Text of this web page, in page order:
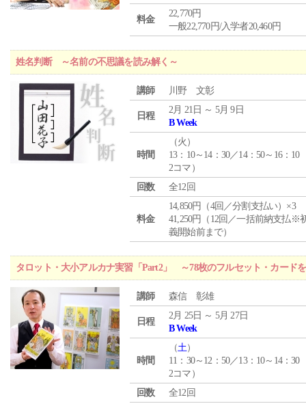
料金
22,770円
一般22,770円/入学者20,460円
姓名判断 ～名前の不思議を読み解く～
講師 川野 文彰
日程
2月 21日 ～ 5月 9日
B Week
時間
（火 ）
13：10～14：30／14：50～16：10
2コマ）
回数
全12回
料金
14,850円（4回／分割支払い）×3
41,250円（12回／一括前納支払※
義開始前まで）
タロット・大小アルカナ実習「Part2」 ～78枚のフルセット・カード
講師 森信 彰雄
日程
2月 25日 ～ 5月 27日
B Week
時間
（土）
11：30～12：50／13：10～14：30
2コマ）
回数
全12回